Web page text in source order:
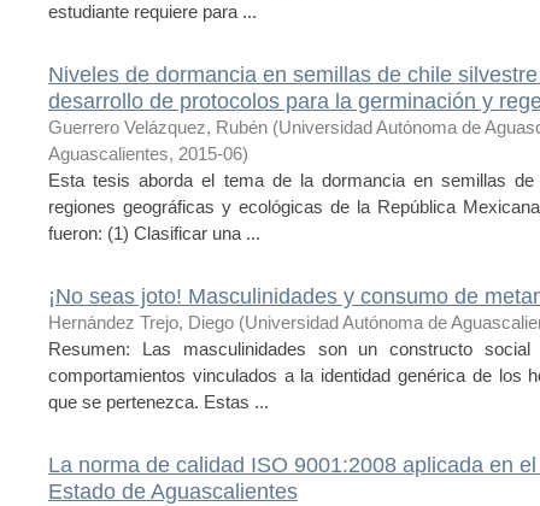
estudiante requiere para ...
Niveles de dormancia en semillas de chile
desarrollo de protocolos para la germinación y
Guerrero Velázquez, Rubén (Universidad Autónoma de
Aguascalientes, 2015-06)
Esta tesis aborda el tema de la dormancia en semillas
regiones geográficas y ecológicas de la República
fueron: (1) Clasificar una ...
¡No seas joto! Masculinidades y consumo de
Hernández Trejo, Diego (Universidad Autónoma de
Resumen: Las masculinidades son un constructo
comportamientos vinculados a la identidad genérica de los
que se pertenezca. Estas ...
La norma de calidad ISO 9001:2008 aplicada en
Estado de Aguascalientes